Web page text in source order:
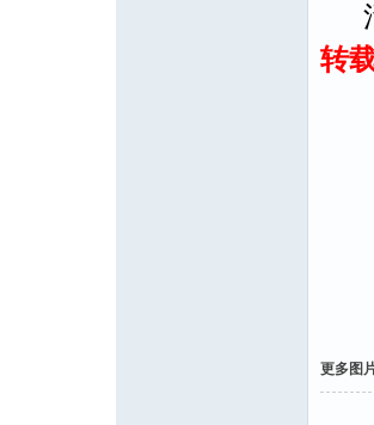
活
转
更多图